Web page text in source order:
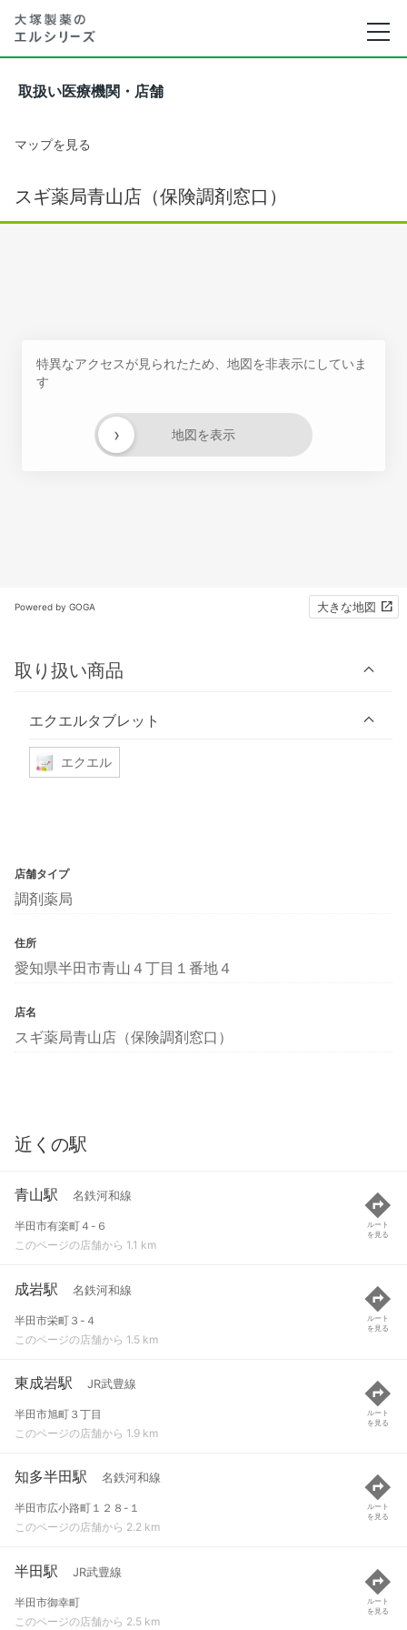
取扱い医療機関・店舗
マップを見る
スギ薬局青山店（保険調剤窓口）
特異なアクセスが見られたため、地図を非表示にしていま
す
地図を表示
›
Powered by GOGA 大きな地図
取り扱い商品
エクエルタブレット
エクエル
店舗タイプ
調剤薬局
住所
愛知県半田市青山４丁目１番地４
店名
スギ薬局青山店（保険調剤窓口）
近くの駅
青山駅 名鉄河和線
半田市有楽町４-６
このページの店舗から 1.1 km
ルート
を見る
成岩駅 名鉄河和線
半田市栄町３-４
このページの店舗から 1.5 km
ルート
を見る
東成岩駅 JR武豊線
半田市旭町３丁目
このページの店舗から 1.9 km
ルート
を見る
知多半田駅 名鉄河和線
半田市広小路町１２８-１
このページの店舗から 2.2 km
ルート
を見る
半田駅 JR武豊線
半田市御幸町
このページの店舗から 2.5 km
ルート
を見る